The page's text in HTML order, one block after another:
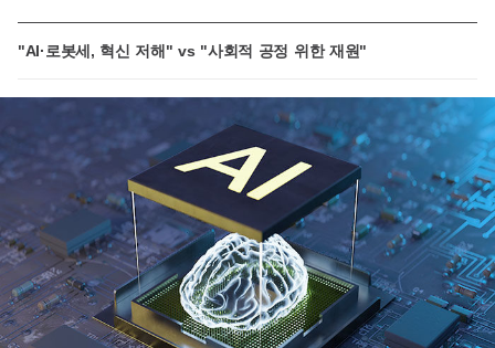
"AI·로봇세, 혁신 저해" vs "사회적 공정 위한 재원"